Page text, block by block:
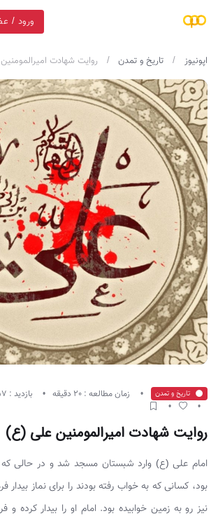
ورود /
اپونیوز تاریخ و تمدن روایت شهادت
تاریخ و تمدن زمان مطالعه : 20 دقیقه بازدید : 57
روایت شهادت امیرالمومنین علی (ع)
امام علی (ع) وارد شبستان مسجد شد و در حالی
بود، کسانی که به خواب رفته بودند را برای نماز
نیز رو به زمین خوابیده بود. امام او را بیدار کرده و